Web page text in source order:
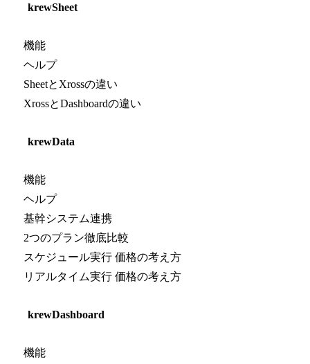
krewSheet
機能
ヘルプ
SheetとXrossの違い
XrossとDashboardの違い
krewData
機能
ヘルプ
基幹システム連携
2つのプラン徹底比較
スケジュール実行 価格の考え方
リアルタイム実行 価格の考え方
krewDashboard
機能